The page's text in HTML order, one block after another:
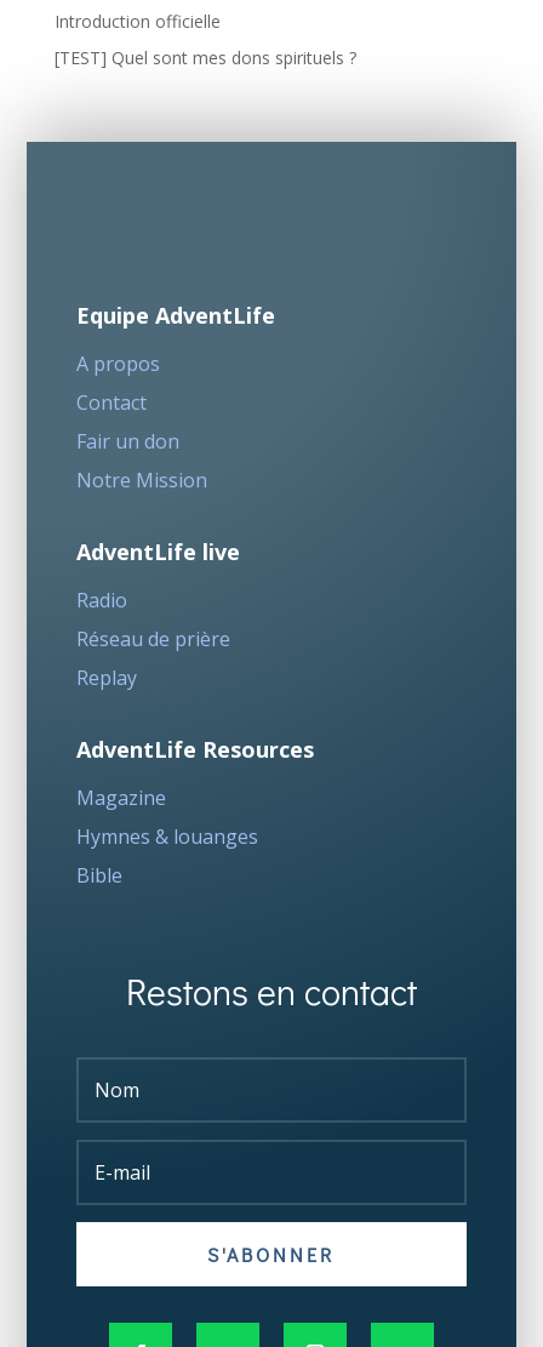
Introduction officielle
[TEST] Quel sont mes dons spirituels ?
Equipe AdventLife
A propos
Contact
Fair un don
Notre Mission
AdventLife live
Radio
Réseau de prière
Replay
AdventLife Resources
Magazine
Hymnes & louanges
Bible
Restons en contact
S'ABONNER